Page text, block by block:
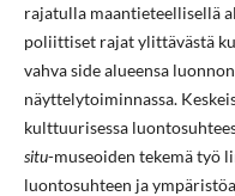
rajatulla maantieteellisellä
poliittiset rajat ylittävästä
vahva side alueensa
näyttelytoiminnassa.
kulttuurisessa
situ-museoiden tekemä työ
luontosuhteen ja